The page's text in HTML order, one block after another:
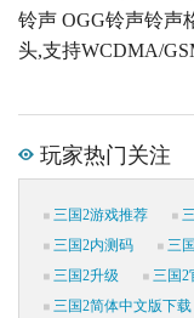
铃声 OGG铃声铃声
头,支持WCDMA/
玩家热门关注
三国2游戏推荐
三国2内测码
三
三国2升级
三国2
三国2简体中文版下载